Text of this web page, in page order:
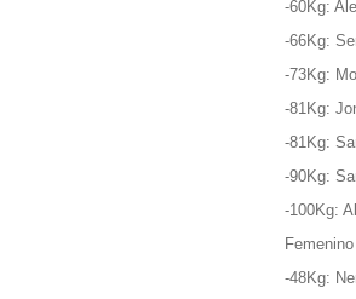
-60Kg:
-66Kg:
-73Kg:
-81Kg:
-81Kg:
-90Kg:
-100Kg:
Femenino
-48Kg: